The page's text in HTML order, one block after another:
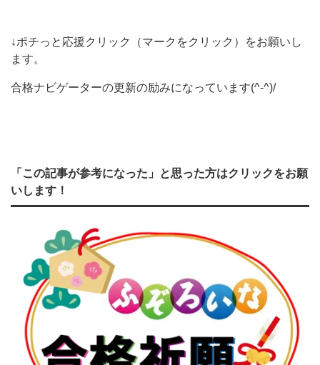
↓ポチっと応援クリック（マークをクリック）をお願いし
ます。
合格ナビゲーターの更新の励みになっています(^-^)/
「この記事が参考になった」と思った方はクリックをお願
いします！